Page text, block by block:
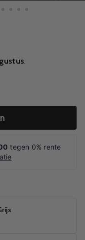
.
tegen 0% rente